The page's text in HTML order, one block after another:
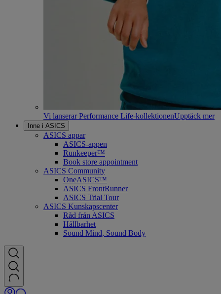
Vi lanserar Performance Life-kollektionenUpptäck mer
Inne i ASICS
ASICS appar
ASICS-appen
Runkeeper™
Book store appointment
ASICS Community
OneASICS™
ASICS FrontRunner
ASICS Trial Tour
ASICS Kunskapscenter
Råd från ASICS
Hållbarhet
Sound Mind, Sound Body